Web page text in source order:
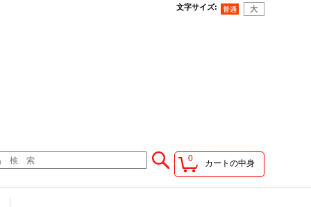
文字サイズ:
0 カートの中身